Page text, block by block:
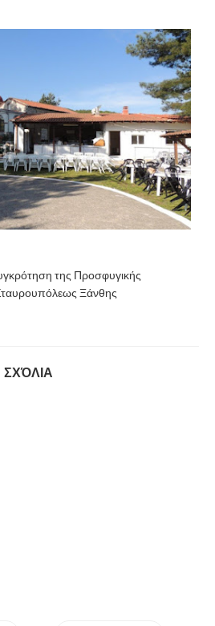
της Προσφυγικής
Ξάνθης